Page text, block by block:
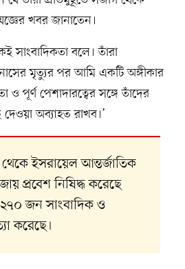
খবর জানাতেন।
সাংবাদিকতা বলে। তাঁরা
মৃত্যুর পর আমি একটি অঙ্গীকার
ও পূর্ণ পেশাদারত্বের সঙ্গে তাঁদের
দেওয়া অব্যাহত রাখব।’
ইসরায়েল আন্তর্জাতিক
প্রবেশ নিষিদ্ধ করেছে
২৭০ জন সাংবাদিক ও
করেছে।